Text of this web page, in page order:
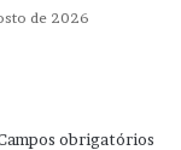
de 2026
obrigatórios